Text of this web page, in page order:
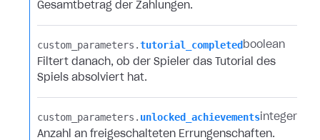
Gesamtbetrag der Zahlungen.
custom_parameters.​tutorial_completed boolean
Filtert danach, ob der Spieler das Tutorial des
Spiels absolviert hat.
custom_parameters.​ unlocked_achievements integer
Anzahl an freigeschalteten Errungenschaften.